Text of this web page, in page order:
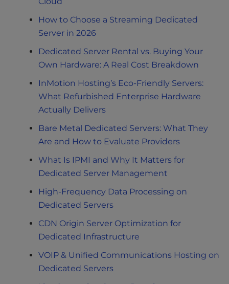
How to Choose a Streaming Dedicated
Server in 2026
Dedicated Server Rental vs. Buying Your
Own Hardware: A Real Cost Breakdown
InMotion Hosting’s Eco-Friendly Servers:
What Refurbished Enterprise Hardware
Actually Delivers
Bare Metal Dedicated Servers: What They
Are and How to Evaluate Providers
What Is IPMI and Why It Matters for
Dedicated Server Management
High-Frequency Data Processing on
Dedicated Servers
CDN Origin Server Optimization for
Dedicated Infrastructure
VOIP & Unified Communications Hosting on
Dedicated Servers